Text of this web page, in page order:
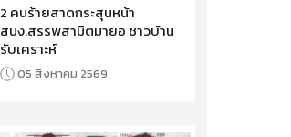
2 คนร้ายสาดกระสุนหน้า
สนง.สรรพสามิตมายอ ชาวบ้าน
รับเคราะห์
05 สิงหาคม 2569